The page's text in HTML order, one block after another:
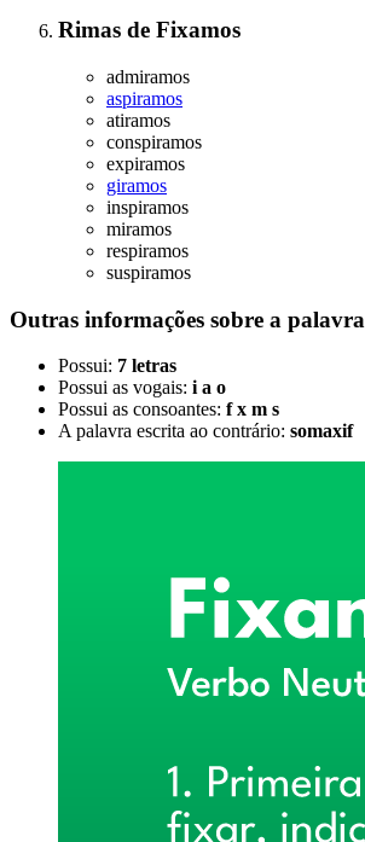
Rimas de Fixamos
admiramos
aspiramos
atiramos
conspiramos
expiramos
giramos
inspiramos
miramos
respiramos
suspiramos
Outras informações sobre a palavra
Possui: 7 letras
Possui as vogais: i a o
Possui as consoantes: f x m s
A palavra escrita ao contrário: somaxif